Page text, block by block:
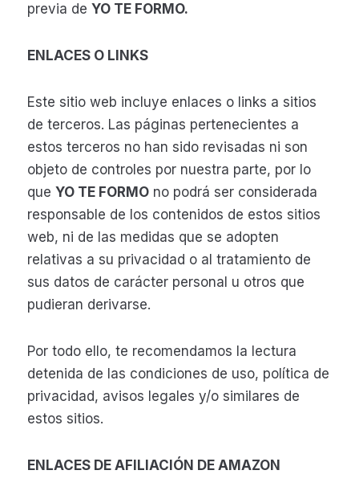
previa de YO TE FORMO.
ENLACES O LINKS
Este sitio web incluye enlaces o links a sitios
de terceros. Las páginas pertenecientes a
estos terceros no han sido revisadas ni son
objeto de controles por nuestra parte, por lo
que YO TE FORMOno podrá ser considerada
responsable de los contenidos de estos sitios
web, ni de las medidas que se adopten
relativas a su privacidad o al tratamiento de
sus datos de carácter personal u otros que
pudieran derivarse.
Por todo ello, te recomendamos la lectura
detenida de las condiciones de uso, política de
privacidad, avisos legales y/o similares de
estos sitios.
ENLACES DE AFILIACIÓN DE AMAZON